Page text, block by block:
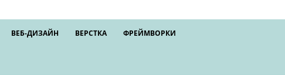
ВЕБ-ДИЗАЙН ВЕРСТКА ФРЕЙМВОРКИ